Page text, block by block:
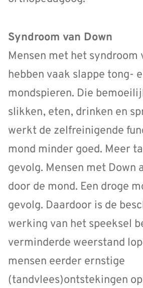
Syndroom van Down
Mensen met het syndroom
hebben vaak slappe tong-
mondspieren. Die
slikken, eten, drinken en
werkt de zelfreinigende
mond minder goed. Meer
gevolg. Mensen met Down
door de mond. Een droge
gevolg. Daardoor is de
werking van het speeksel
verminderde weerstand
mensen eerder ernstige
(tandvlees)ontstekingen